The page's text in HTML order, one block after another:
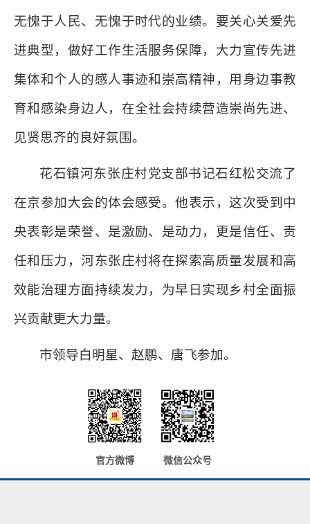
无愧于人民、无愧于时代的业绩。要关心关爱先
进典型，做好工作生活服务保障，大力宣传先进
集体和个人的感人事迹和崇高精神，用身边事教
育和感染身边人，在全社会持续营造崇尚先进、
见贤思齐的良好氛围。
花石镇河东张庄村党支部书记石红松交流了
在京参加大会的体会感受。他表示，这次受到中
央表彰是荣誉、是激励、是动力，更是信任、责
任和压力，河东张庄村将在探索高质量发展和高
效能治理方面持续发力，为早日实现乡村全面振
兴贡献更大力量。
市领导白明星、赵鹏、唐飞参加。
官方微博 微信公众号